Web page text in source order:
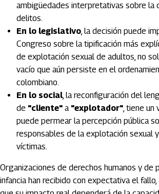
ambigüedades interpretativas sobre la
delitos.
En lo legislativo, la decisión puede
Congreso sobre la tipificación más
de explotación sexual de adultos, no
vacío que aún persiste en el
colombiano.
En lo social, la reconfiguración del
de "cliente" a "explotador", tiene un
puede permear la percepción pública
responsables de la explotación sexual
víctimas.
Organizaciones de derechos humanos y de
infancia han recibido con expectativa el